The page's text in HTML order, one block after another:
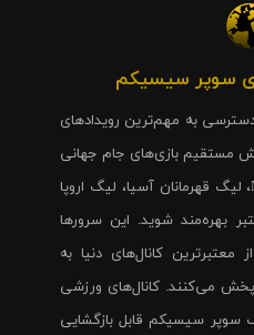
سوپر سیسیکم
به مهم‌ترین رویدادهای
مستقیم بازی‌های جام جهانی
فوتبال، المپیک، بسکتبال NBA، لیگ قهرمانان آسیا، لیگ اروپا
بهره‌مند شوید. این سرورها
معتبرترین کانال‌های دنیا به
صورت آنلاین و با کیفیت HD پخش می‌کنند. کانال‌های ورزشی
سوپر سیسیکم قابل بازگشایی